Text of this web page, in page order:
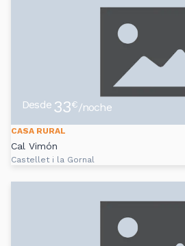
Desde 33€/noche
CASA RURAL
Cal Vimón
Castellet i la Gornal